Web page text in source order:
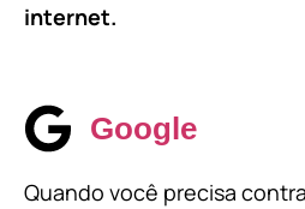
internet.
Google
Quando você precisa